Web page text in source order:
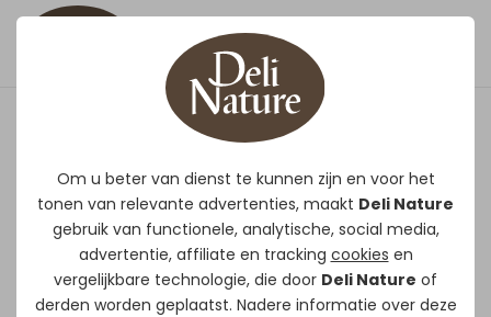
Om u beter van dienst te kunnen zijn en voor het
tonen van relevante advertenties, maakt Deli Nature
gebruik van functionele, analytische, social media,
advertentie, affiliate en tracking cookies en
vergelijkbare technologie, die door Deli Nature of
derden worden geplaatst. Nadere informatie over deze
Vruchtenpaté TOVO
Deli Nature vruchtenpate TOVO is
volledig afgestemd op de behoeftes
van volwassen en jonge vruchtenetende
vogels. Het bevat alle voedingsstoffen